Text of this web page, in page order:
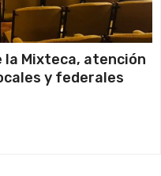
la Mixteca, atención
y federales